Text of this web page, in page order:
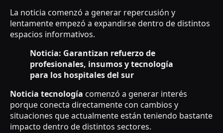
La noticia comenzó a generar repercusión y
lentamente empezó a expandirse dentro de distintos
espacios informativos.
Noticia: Garantizan refuerzo de
profesionales, insumos y tecnología
para los hospitales del sur
Noticia tecnología comenzó a generar interés
porque conecta directamente con cambios y
situaciones que actualmente están teniendo bastante
impacto dentro de distintos sectores.